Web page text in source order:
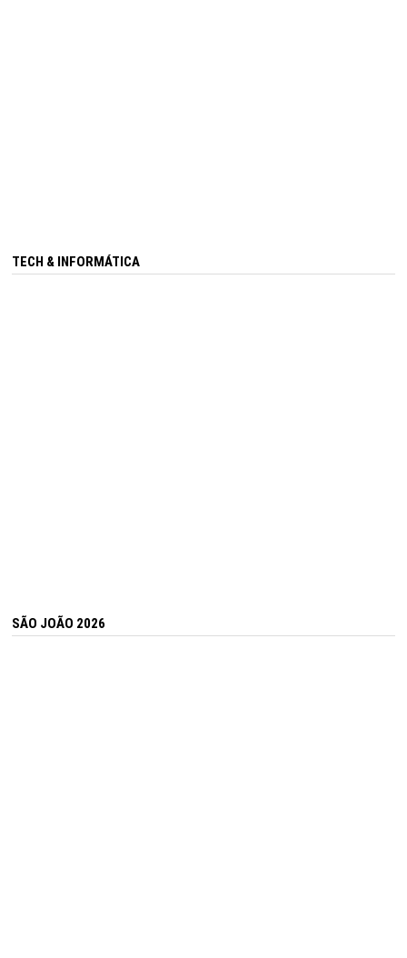
TECH & INFORMÁTICA
SÃO JOÃO 2026